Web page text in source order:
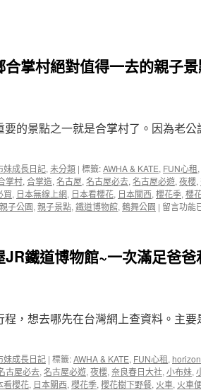
合掌村絕對值得一去的親子
要的景點之一就是合掌村了。因為老
妹成長日記, 未分類 | 標籤:AWHA & KATE, FUN心租,
掌村, 合掌造, 名古屋, 名古屋必去, 名古屋必遊, 夜櫻,
買, 日本無線上網, 日本看櫻花, 日本關西, 櫻花季, 櫻
親子公園, 親子景點, 鐵道博物館, 鶴舞公園 | 在
西
白
合
掌
村
留言功能
JR鐵道博物館~一次滿足爸
程，想去哪先在台灣網上查資料。主
妹成長日記 | 標籤:AWHA & KATE, FUN心租, horizon
古屋必去, 名古屋必遊, 夜櫻, 奈良春日大社, 小布妹,
看櫻花, 日本關西, 櫻花季, 櫻花樹下野餐, 火車, 火車